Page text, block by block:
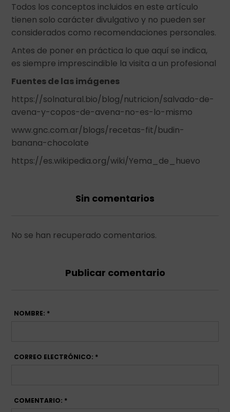
Todos los conceptos incluidos en este artículo
tienen solo carácter divulgativo y no pueden ser
considerados como recomendaciones personales.
Antes de poner en práctica lo que aquí se indica,
es siempre imprescindible la visita a un profesional
Fuentes de las imágenes
https://solnatural.bio/blog/nutricion/salvado-de-
avena-y-copos-de-avena-no-es-lo-mismo
www.gnc.com.ar/blogs/recetas-fit/budin-
banana-chocolate
https://es.wikipedia.org/wiki/Yema_de_huevo
Sin comentarios
No se han recuperado comentarios.
Publicar comentario
NOMBRE: *
CORREO ELECTRÓNICO: *
COMENTARIO: *